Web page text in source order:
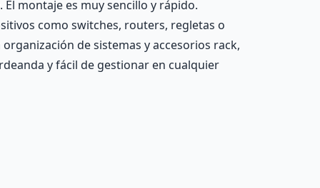
montaje es muy sencillo y rápido.
como switches, routers, regletas o
de sistemas y accesorios rack,
y fácil de gestionar en cualquier